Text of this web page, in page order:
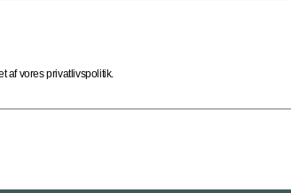
af vores privatlivspolitik.